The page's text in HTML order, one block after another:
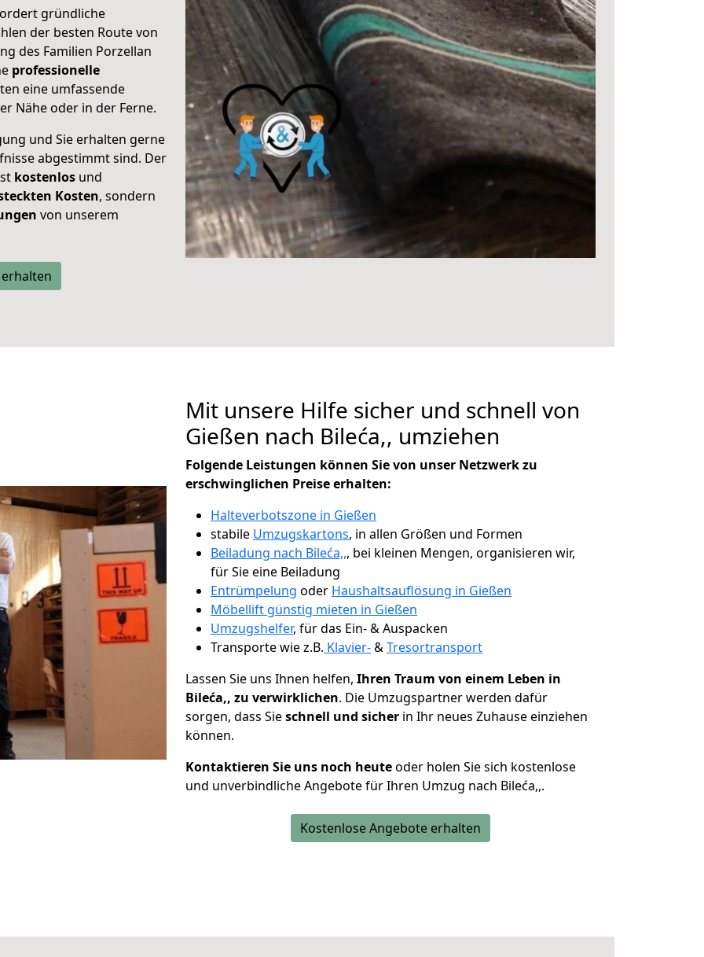
gründliche
der besten Route von
des Familien Porzellan
professionelle
eine umfassende
Nähe oder in der Ferne.
und Sie erhalten gerne
abgestimmt sind. Der
kostenlos und
Kosten, sondern
von unserem
Mit unsere Hilfe sicher und schnell von
Gießen nach Bileća,, umziehen
Folgende Leistungen können Sie von unser Netzwerk zu
erschwinglichen Preise erhalten:
Halteverbotszone in Gießen
stabile Umzugskartons, in allen Größen und Formen
Beiladung nach Bileća,,, bei kleinen Mengen, organisieren wir,
für Sie eine Beiladung
Entrümpelung oder Haushaltsauflösung in Gießen
Möbellift günstig mieten in Gießen
Umzugshelfer, für das Ein- & Auspacken
Transporte wie z.B. Klavier-&Tresortransport
Lassen Sie uns Ihnen helfen, Ihren Traum von einem Leben in
Bileća,, zu verwirklichen. Die Umzugspartner werden dafür
sorgen, dass Sieschnell und sicher in Ihr neues Zuhause einziehen
können.
Kontaktieren Sie uns noch heuteoder holen Sie sich kostenlose
und unverbindliche Angebote für Ihren Umzug nach Bileća,,.
Kostenlose Angebote erhalten